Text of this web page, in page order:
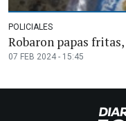
POLICIALES
Robaron papas
07 FEB 2024 - 15:45